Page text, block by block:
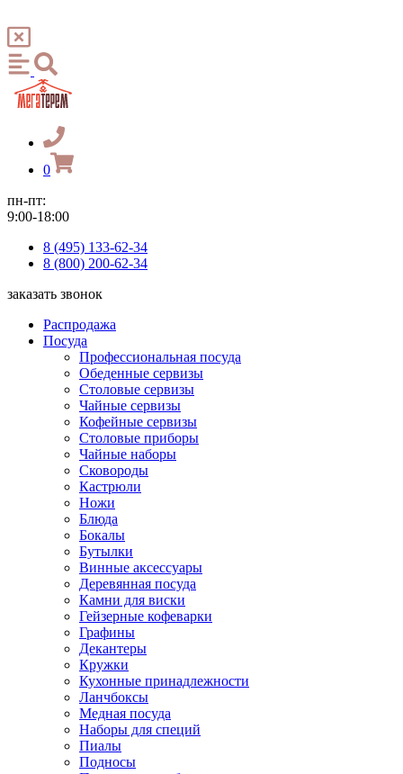
0
пн-пт:
9:00-18:00
8 (495) 133-62-34
8 (800) 200-62-34
заказать звонок
Распродажа
Посуда
Профессиональная посуда
Обеденные сервизы
Столовые сервизы
Чайные сервизы
Кофейные сервизы
Столовые приборы
Чайные наборы
Сковороды
Кастрюли
Ножи
Блюда
Бокалы
Бутылки
Винные аксессуары
Деревянная посуда
Камни для виски
Гейзерные кофеварки
Графины
Декантеры
Кружки
Кухонные принадлежности
Ланчбоксы
Медная посуда
Наборы для специй
Пиалы
Подносы